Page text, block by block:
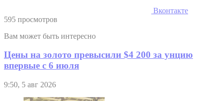
Вконтакте
595 просмотров
Вам может быть интересно
Цены на золото превысили $4 200 за унцию
впервые с 6 июля
9:50, 5 авг 2026